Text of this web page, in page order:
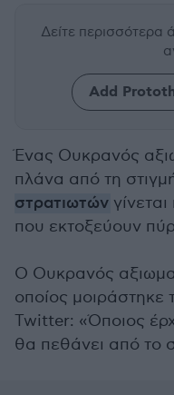
Δείτε περισσότερα
Add
Ένας Ουκρανός
πλάνα από τη
στρατιωτών
που εκτοξεύουν
Ο Ουκρανός
οποίος
Twitter: «Όποιος
θα πεθάνει από το